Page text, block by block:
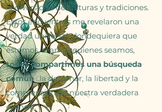
la diversidad de culturas y tradiciones.
Estos encuentros me revelaron una
verdad universal: dondequiera que
estemos, seamos quienes seamos,
todos compartimos una búsqueda
común: la del amor, la libertad y la
comprensión de nuestra verdadera
esencia.